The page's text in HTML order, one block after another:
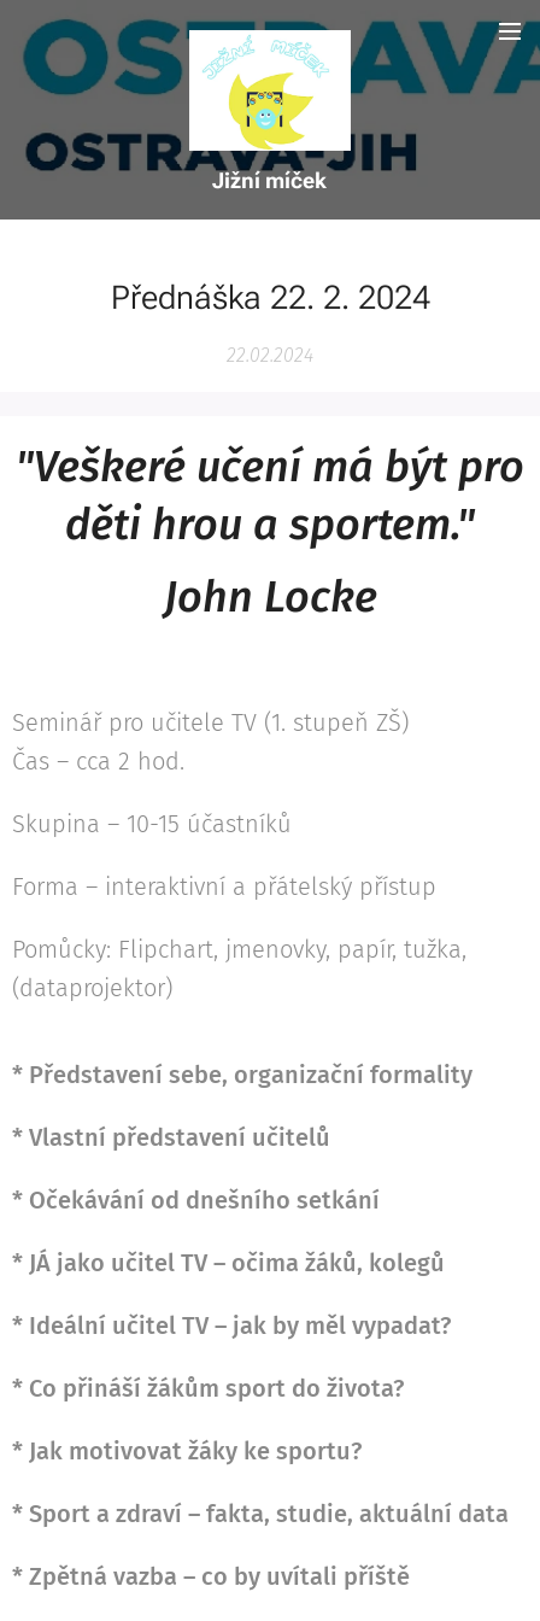
Jižní míček
Přednáška 22. 2. 2024
22.02.2024
"Veškeré učení má být pro
děti hrou a sportem."
John Locke
Seminář pro učitele TV (1. stupeň ZŠ)
Čas – cca 2 hod.
Skupina – 10-15 účastníků
Forma – interaktivní a přátelský přístup
Pomůcky: Flipchart, jmenovky, papír, tužka,
(dataprojektor)
* Představení sebe, organizační formality
* Vlastní představení učitelů
* Očekávání od dnešního setkání
* JÁ jako učitel TV – očima žáků, kolegů
* Ideální učitel TV – jak by měl vypadat?
* Co přináší žákům sport do života?
* Jak motivovat žáky ke sportu?
* Sport a zdraví – fakta, studie, aktuální data
* Zpětná vazba – co by uvítali příště